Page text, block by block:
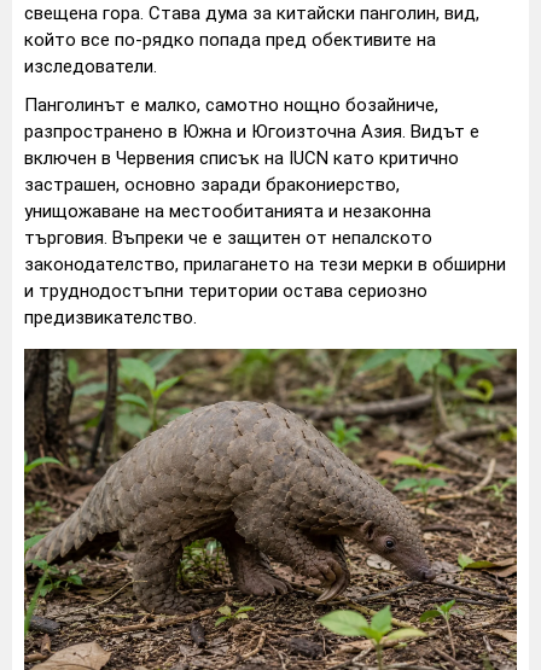
свещена гора. Става дума за китайски панголин, вид,
който все по-рядко попада пред обективите на
изследователи.
Панголинът е малко, самотно нощно бозайниче,
разпространено в Южна и Югоизточна Азия. Видът е
включен в Червения списък на IUCN като критично
застрашен, основно заради бракониерство,
унищожаване на местообитанията и незаконна
търговия. Въпреки че е защитен от непалското
законодателство, прилагането на тези мерки в обширни
и труднодостъпни територии остава сериозно
предизвикателство.